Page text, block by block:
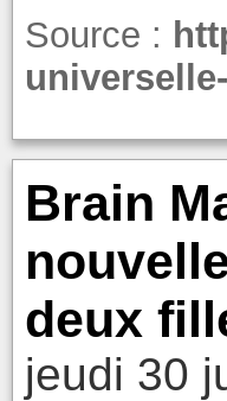
Source :
Brain
deux
jeudi 30